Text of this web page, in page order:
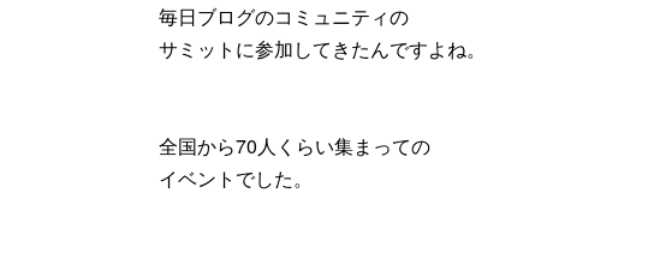
毎日ブログのコミュニティの
サミットに参加してきたんですよね。
全国から70人くらい集まっての
イベントでした。